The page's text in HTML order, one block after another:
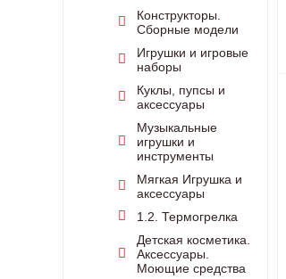
Конструкторы.
Сборные модели
Игрушки и игровые
наборы
Куклы, пупсы и
аксессуары
Музыкальные
игрушки и
инструменты
Мягкая Игрушка и
аксессуары
1.2. Термогрелка
Детская косметика.
Аксессуары.
Моющие средства